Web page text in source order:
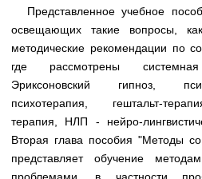
Научно-популярное
Статьи
Новости (244)
Медицинская стандартизация
Нормативы экстренной и
Нормы лабораторных и
Представленное учебное
освещающих такие вопросы,
методические рекомендации по
где рассмотрены
Эриксоновский гипноз,
психотерапия, гештальт-
терапия, НЛП - нейро-
Вторая глава пособия "Методы
представляет обучение